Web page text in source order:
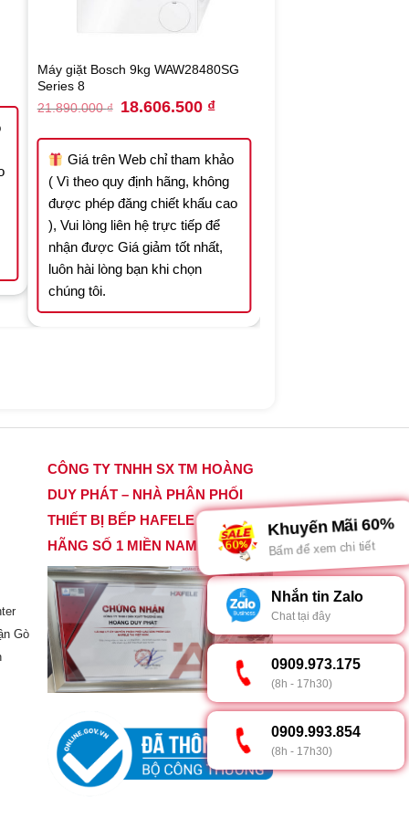
Máy giặt Bosch 9kg WAW28480SG
Series 8
21.890.000₫ Original
price
21.890.000 ₫.
18.606.500 ₫Current
18.606.500 ₫.
Giá trên Web chỉ tham khảo
( Vì theo quy định hãng, không
được phép đăng chiết khấu cao
), Vui lòng liên hệ trực tiếp để
nhận được Giá giảm tốt nhất,
luôn hài lòng bạn khi chọn
chúng tôi.
Gò
CÔNG TY TNHH SX TM HOÀNG
DUY PHÁT – NHÀ PHÂN PHỐI
THIẾT BỊ BẾP HAFELE CHÍNH
HÃNG SỐ 1 MIỀN NAM
Khuyến Mãi 60%
Bấm để xem chi tiết
Nhắn tin Zalo
Chat tại đây
0909.973.175
(8h - 17h30)
0909.993.854
(8h - 17h30)